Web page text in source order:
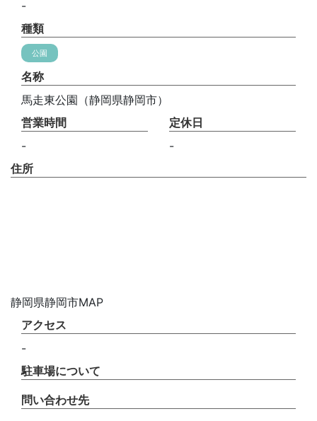
-
種類
公園
名称
馬走東公園（静岡県静岡市）
営業時間
-
定休日
-
住所
静岡県静岡市MAP
アクセス
-
駐車場について
問い合わせ先